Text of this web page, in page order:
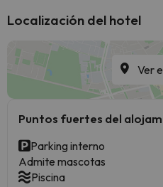
Localización del hotel
Ver
Puntos fuertes del
Parking interno
Admite mascotas
Piscina